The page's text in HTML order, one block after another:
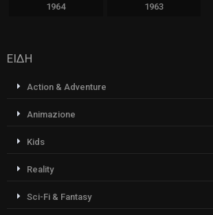
1964 1963
ΕΙΔΗ
Action & Adventure
Animazione
Kids
Reality
Sci-Fi & Fantasy